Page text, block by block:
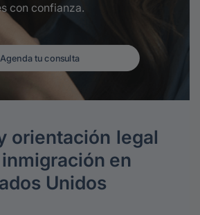
con confianza.
Agenda tu consulta
orientación legal
inmigración en
Unidos